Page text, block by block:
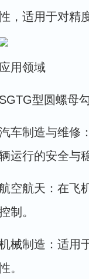
，适用于对精
应用领域
SGTG型圆螺母
车制造与维修
运行的安全与
空航天：在飞
制。
械制造：适用
。